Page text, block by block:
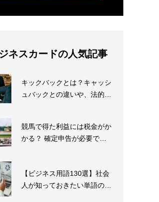
ネスカードの人気記事
キックバックとは？キャッシ
ュバックとの違いや、法的な
競馬で得た利益には税金がか
かる？ 確定申告が必要であ
【ビジネス用語130選】社会
人が知っておきたい単語の意